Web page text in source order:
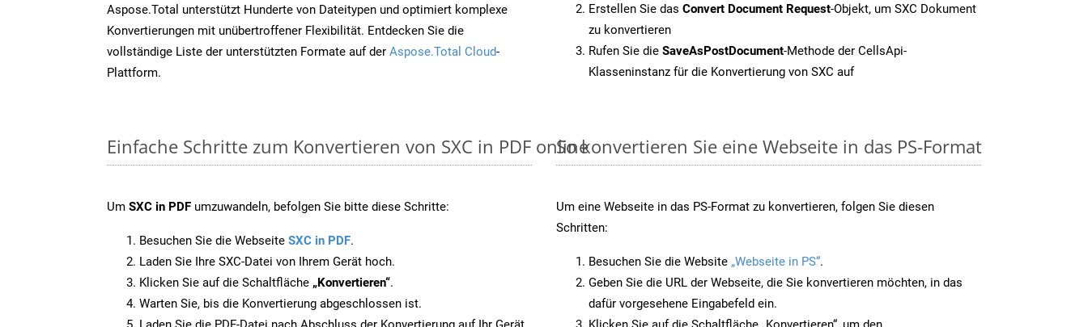
Aspose.Total unterstützt Hunderte von Dateitypen und optimiert komplexe
Konvertierungen mit unübertroffener Flexibilität. Entdecken Sie die
vollständige Liste der unterstützten Formate auf der Aspose.Total Cloud-
Plattform.
Erstellen Sie das Convert Document Request-Objekt, um SXC Dokument
zu konvertieren
Rufen Sie die SaveAsPostDocument-Methode der CellsApi-
Klasseninstanz für die Konvertierung von SXC auf
Einfache Schritte zum Konvertieren von SXC in PDF online
Um SXC in PDF umzuwandeln, befolgen Sie bitte diese Schritte:
Besuchen Sie die Webseite SXC in PDF.
Laden Sie Ihre SXC-Datei von Ihrem Gerät hoch.
Klicken Sie auf die Schaltfläche „Konvertieren“.
Warten Sie, bis die Konvertierung abgeschlossen ist.
So konvertieren Sie eine Webseite in das PS-Format
Um eine Webseite in das PS-Format zu konvertieren, folgen Sie diesen
Schritten:
Besuchen Sie die Website „Webseite in PS“.
Geben Sie die URL der Webseite, die Sie konvertieren möchten, in das
dafür vorgesehene Eingabefeld ein.